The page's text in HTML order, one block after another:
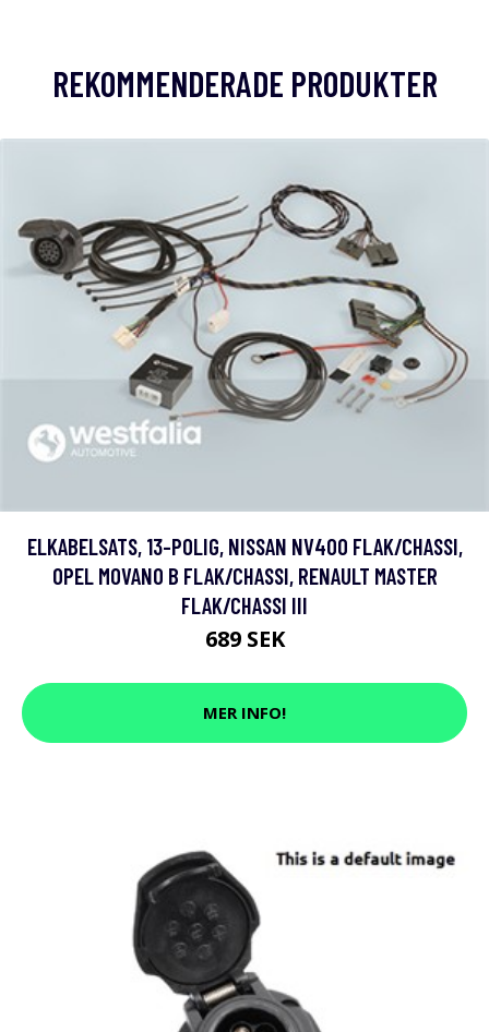
REKOMMENDERADE PRODUKTER
ELKABELSATS, 13-POLIG, NISSAN NV400 FLAK/CHASSI,
OPEL MOVANO B FLAK/CHASSI, RENAULT MASTER
FLAK/CHASSI III
689 SEK
MER INFO!